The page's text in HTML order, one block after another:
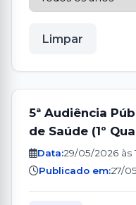
Limpar
5ª Audiência
de Saúde (1º
Data:29/05/2026 às
Publicado em:27/